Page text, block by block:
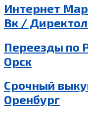
Интернет
Вк /
Переезды по
Орск
Срочный
Оренбург